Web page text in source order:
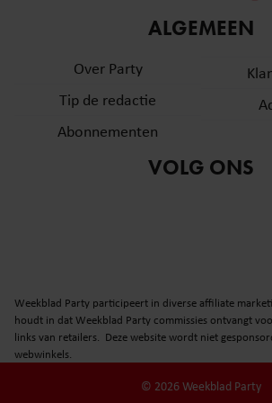
partners voor social media, adverteren
informatie die u aan ze heeft verstrekt
verzameld op basis van uw gebruik
gebruiken.
ALGEMEEN
Over Party
Tip de redactie
Abonnementen
VOLG ONS
Weekblad Party participeert in diverse affiliate
houdt in dat Weekblad Party commissies ontvangt
links van retailers. Deze website wordt niet
webwinkels.
© 2026 Weekblad Party